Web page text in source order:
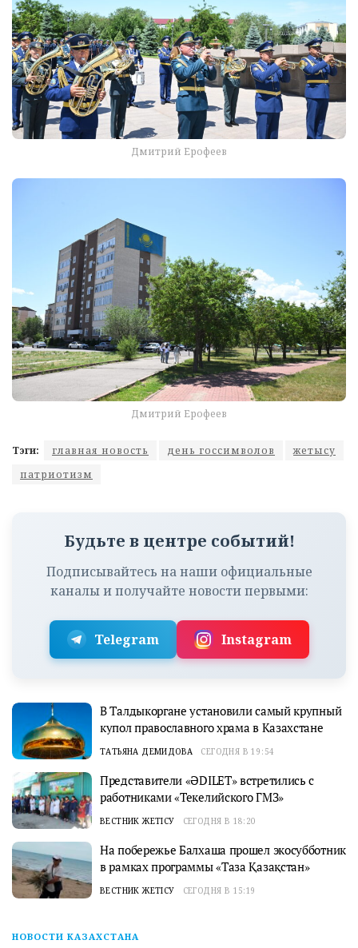
Дмитрий Ерофеев
Дмитрий Ерофеев
Тэги: главная новость день госсимволов
жетысу
патриотизм
Будьте в центре событий!
Подписывайтесь на наши официальные
каналы и получайте новости первыми:
Telegram Instagram
В Талдыкоргане установили самый крупный
купол православного храма в Казахстане
ТАТЬЯНА ДЕМИДОВА СЕГОДНЯ В 19:54
Представители «ӘDILET» встретились с
работниками «Текелийского ГМЗ»
ВЕСТНИК ЖЕТІСУ СЕГОДНЯ В 18:20
На побережье Балхаша прошел экосубботник
в рамках программы «Таза Қазақстан»
ВЕСТНИК ЖЕТІСУ СЕГОДНЯ В 15:19
НОВОСТИ КАЗАХСТАНА